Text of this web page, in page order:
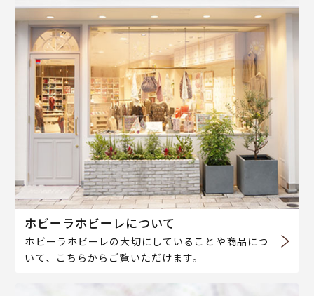
ホビーラホビーレについて
ホビーラホビーレの大切にしていることや商品につ
いて、こちらからご覧いただけます。